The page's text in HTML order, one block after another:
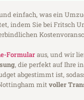
einfach, was ein
indem Sie bei Fritsch
Formularaus, und wir
, die perfekt auf Ihre
abgestimmt ist,
mitvoller